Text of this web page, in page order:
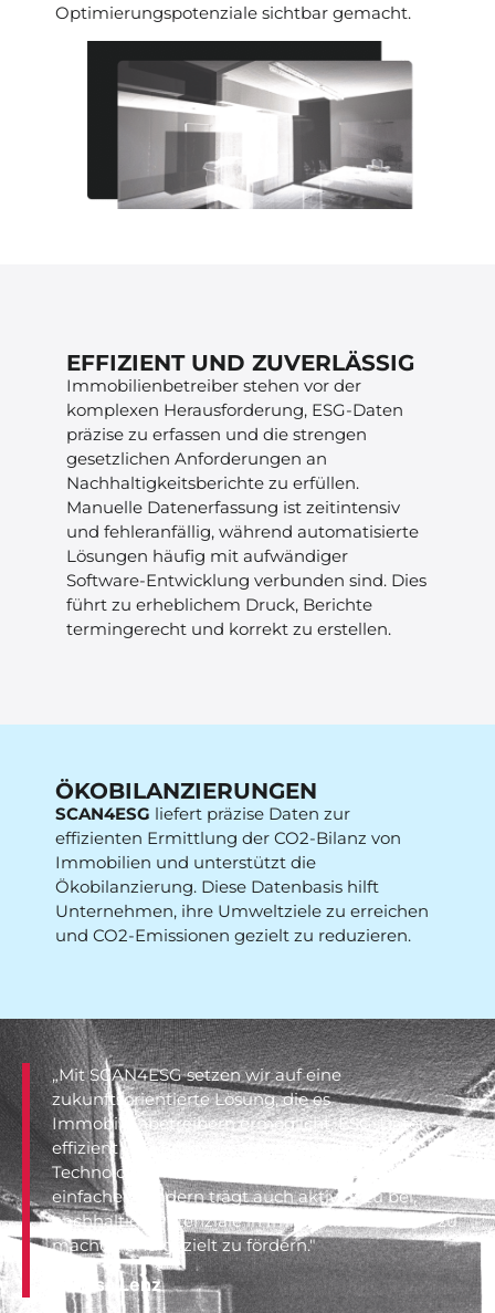
Optimierungspotenziale sichtbar gemacht.
EFFIZIENT UND ZUVERLÄSSIG
Immobilienbetreiber stehen vor der
komplexen Herausforderung, ESG-Daten
präzise zu erfassen und die strengen
gesetzlichen Anforderungen an
Nachhaltigkeitsberichte zu erfüllen.
Manuelle Datenerfassung ist zeitintensiv
und fehleranfällig, während automatisierte
Lösungen häufig mit aufwändiger
Software-Entwicklung verbunden sind. Dies
führt zu erheblichem Druck, Berichte
termingerecht und korrekt zu erstellen.
ÖKOBILANZIERUNGEN
SCAN4ESG liefert präzise Daten zur
effizienten Ermittlung der CO2-Bilanz von
Immobilien und unterstützt die
Ökobilanzierung. Diese Datenbasis hilft
Unternehmen, ihre Umweltziele zu erreichen
und CO2-Emissionen gezielt zu reduzieren.
„Mit SCAN4ESG setzen wir auf eine
zukunftsorientierte Lösung, die es
Immobilienbetreibern ermöglicht, ESG-Daten
effizient und fehlerfrei zu erfassen. Unsere
Technologie macht nicht nur das Reporting
einfacher, sondern trägt auch aktiv dazu bei,
nachhaltige Potenziale in Immobilien sichtbar zu
machen und gezielt zu fördern."
Dr. Lisa Lenz